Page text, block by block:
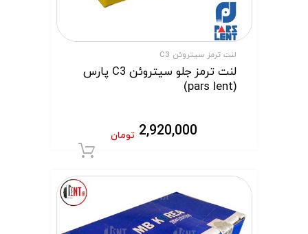
لنت ترمز سیتروئن C3
لنت ترمز جلو سیتروئن C3 پارس
(pars lent)
2,920,000 تومان